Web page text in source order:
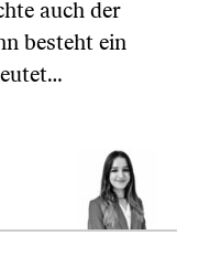
auch der
besteht ein